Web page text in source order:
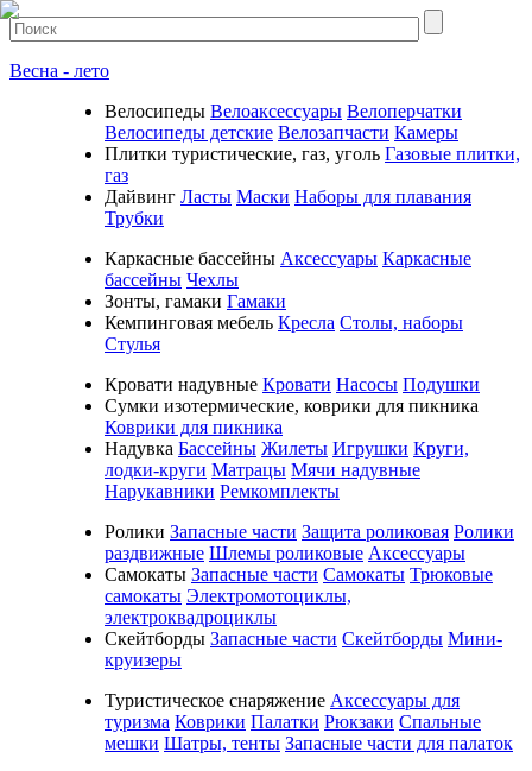
Весна - лето
Велосипеды Велоаксессуары Велоперчатки
Велосипеды детские Велозапчасти Камеры
Плитки туристические, газ, уголь Газовые плитки,
газ
Дайвинг Ласты Маски Наборы для плавания
Трубки
Каркасные бассейны Аксессуары Каркасные
бассейны Чехлы
Зонты, гамаки Гамаки
Кемпинговая мебель Кресла Столы, наборы
Стулья
Кровати надувные Кровати Насосы Подушки
Cумки изотермические, коврики для пикника
Коврики для пикника
Надувка Бассейны Жилеты Игрушки Круги,
лодки-круги Матрацы Мячи надувные
Нарукавники Ремкомплекты
Ролики Запасные части Защита роликовая Ролики
раздвижные Шлемы роликовые Аксессуары
Самокаты Запасные части Самокаты Трюковые
самокаты Электромотоциклы,
электроквадроциклы
Скейтборды Запасные части Скейтборды Мини-
круизеры
Туристическое снаряжение Аксессуары для
туризма Коврики Палатки Рюкзаки Спальные
мешки Шатры, тенты Запасные части для палаток